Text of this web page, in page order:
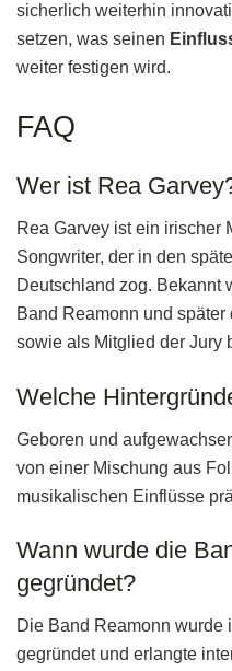
sicherlich weiterhin
setzen, was seinen
weiter festigen wird.
FAQ
Wer ist Rea
Rea Garvey ist ein irischer
Songwriter, der in den
Deutschland zog. Bekannt
Band Reamonn und
sowie als Mitglied der Jury
Welche
Geboren und
von einer Mischung aus
musikalischen Einflüsse
Wann wurde die
gegründet?
Die Band Reamonn wurde
gegründet und erlangte